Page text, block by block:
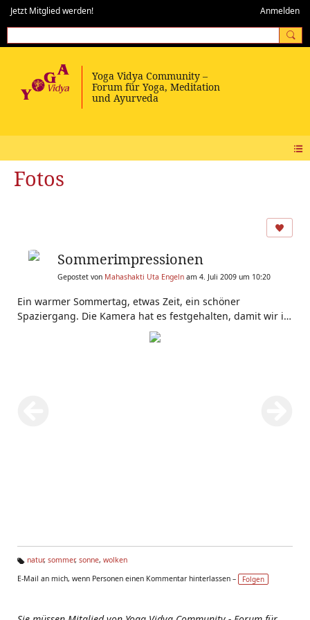
Jetzt Mitglied werden! Anmelden
Fotos
Sommerimpressionen
Gepostet von Mahashakti Uta Engeln am 4. Juli 2009 um 10:20
Ein warmer Sommertag, etwas Zeit, ein schöner
Spaziergang. Die Kamera hat es festgehalten, damit wir in
trüben Zeiten die Sonne in unser Herz holen und vom
g
natur, sommer, sonne, wolken
E-Mail an mich, wenn Personen einen Kommentar hinterlassen –
Folgen